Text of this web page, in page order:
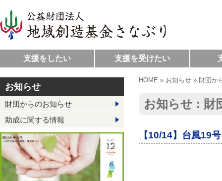
支援をしたい 支援を受けたい
HOME » お知らせ » 財団か
お知らせ : 財
【10/14】台風19
お知らせ
財団からのお知らせ
助成に関する情報